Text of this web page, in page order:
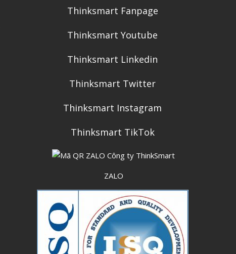
Tháng Hai 2024
Tháng Mười Một 2023
Tháng Mười 2023
Tháng Tám 2023
Tháng Bảy 2023
Tháng Ba 2023
Tháng Hai 2023
Tháng Một 2023
Thinksmart Fanpage
Thinksmart Youtube
Thinksmart Linkedin
Thinksmart Twitter
Thinksmart Instagram
Thinksmart TikTok
ZALO